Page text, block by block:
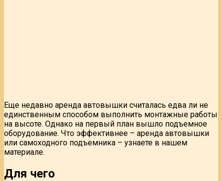
Еще недавно аренда автовышки считалась едва ли не
единственным способом выполнить монтажные работы
на высоте. Однако на первый план вышло подъемное
оборудование. Что эффективнее – аренда автовышки
или самоходного подъемника – узнаете в нашем
материале.
Для чего